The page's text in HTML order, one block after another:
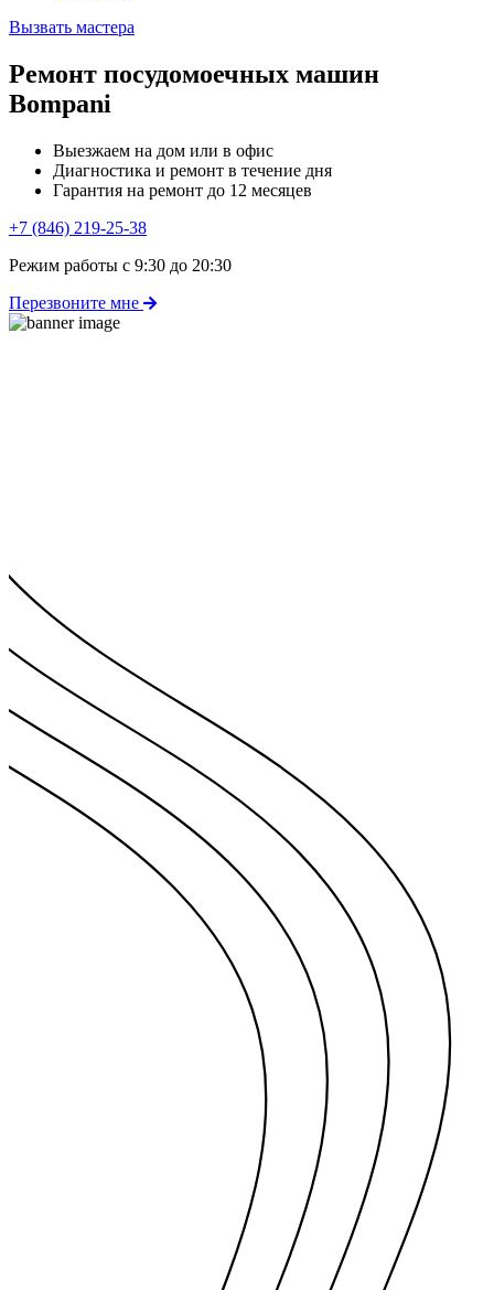
Вызвать мастера
Ремонт посудомоечных машин
Bompani
Выезжаем на дом или в офис
Диагностика и ремонт в течение дня
Гарантия на ремонт до 12 месяцев
+7 (846) 219-25-38
Режим работы с 9:30 до 20:30
Перезвоните мне